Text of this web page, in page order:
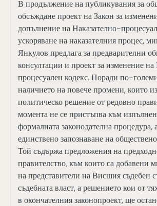
В продължение на публикувания за
обсъждане проект на Закон за
допълнение на Наказателно-
ускоряване на наказателния процес,
Янкулов предлага за предварителни
консултации и проект за изменение
процесуален кодекс. Поради по-
наличието на повече промени, които
политическо решение от редовно
момента не се пристъпва към
формалната законодателна процедура,
единствено запознаване на
Той съдържа предложения на
правителство, към които са добавени
на представители на Висшия съдебен
съдебната власт, а решението кои от
в окончателния законопроект, ще